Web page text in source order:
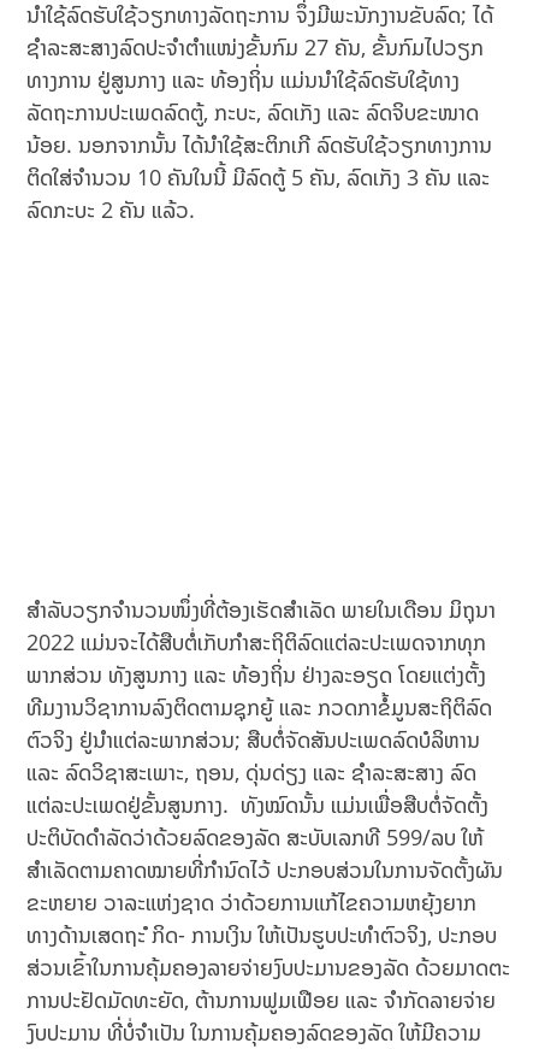
ນຳໃຊ້ລົດຮັບໃຊ້ວຽກທາງລັດຖະການ ຈຶ່ງມີພະນັກງານຂັບລົດ; ໄດ້
ຊຳລະສະສາງລົດປະຈຳຕຳແໜ່ງຂັ້ນກົມ 27 ຄັນ, ຂັ້ນກົມໄປວຽກ
ທາງການ ຢູ່ສູນກາງ ແລະ ທ້ອງຖິ່ນ ແມ່ນນຳໃຊ້ລົດຮັບໃຊ້ທາງ
ລັດຖະການປະເພດລົດຕູ້, ກະບະ, ລົດເກັງ ແລະ ລົດຈິບຂະໜາດ
ນ້ອຍ. ນອກຈາກນັ້ນ ໄດ້ນຳໃຊ້ສະຕິກເກີ ລົດຮັບໃຊ້ວຽກທາງການ
ຕິດໃສ່ຈຳນວນ 10 ຄັນໃນນີ້ ມີລົດຕູ້ 5 ຄັນ, ລົດເກັງ 3 ຄັນ ແລະ
ລົດກະບະ 2 ຄັນ ແລ້ວ.
ສຳລັບວຽກຈຳນວນໜຶ່ງທີ່ຕ້ອງເຮັດສຳເລັດ ພາຍໃນເດືອນ ມິຖຸນາ
2022 ແມ່ນຈະໄດ້ສືບຕໍ່ເກັບກໍາສະຖິຕິລົດແຕ່ລະປະເພດຈາກທຸກ
ພາກສ່ວນ ທັງສູນກາງ ແລະ ທ້ອງຖິ່ນ ຢ່າງລະອຽດ ໂດຍແຕ່ງຕັ້ງ
ທີມງານວິຊາການລົງຕິດຕາມຊຸກຍູ້ ແລະ ກວດກາຂໍ້ມູນສະຖິຕິລົດ
ຕົວຈິງ ຢູ່ນຳແຕ່ລະພາກສ່ວນ; ສືບຕໍ່ຈັດສັນປະເພດລົດບໍລິຫານ
ແລະ ລົດວິຊາສະເພາະ, ຖອນ, ດຸ່ນດ່ຽງ ແລະ ຊຳລະສະສາງ ລົດ
ແຕ່ລະປະເພດຢູ່ຂັ້ນສູນກາງ. ທັງໝົດນັ້ນ ແມ່ນເພື່ອສືບຕໍ່ຈັດຕັ້ງ
ປະຕິບັດດຳລັດວ່າດ້ວຍລົດຂອງລັດ ສະບັບເລກທີ 599/ລບ ໃຫ້
ສຳເລັດຕາມຄາດໝາຍທີ່ກຳນົດໄວ້ ປະກອບສ່ວນໃນການຈັດຕັ້ງຜັນ
ຂະຫຍາຍ ວາລະແຫ່ງຊາດ ວ່າດ້ວຍການແກ້ໄຂຄວາມຫຍຸ້ງຍາກ
ທາງດ້ານເສດຖະ ໍກິດ- ການເງິນ ໃຫ້ເປັນຮູບປະທຳຕົວຈິງ, ປະກອບ
ສ່ວນເຂົ້າໃນການຄຸ້ມຄອງລາຍຈ່າຍງົບປະມານຂອງລັດ ດ້ວຍມາດຕະ
ການປະຢັດມັດທະຍັດ, ຕ້ານການຟູມເຟືອຍ ແລະ ຈຳກັດລາຍຈ່າຍ
ງົບປະມານ ທີ່ບໍ່ຈຳເປັນ ໃນການຄຸ້ມຄອງລົດຂອງລັດ ໃຫ້ມີຄວາມ